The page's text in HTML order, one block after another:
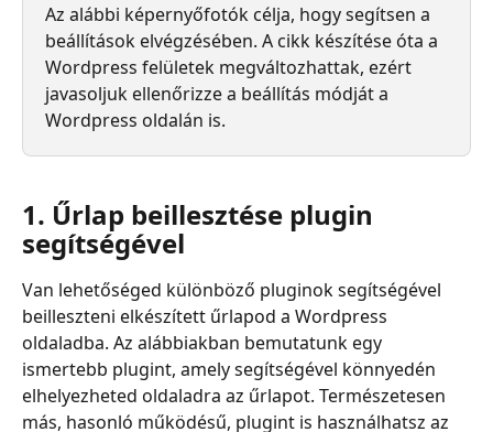
Az alábbi képernyőfotók célja, hogy segítsen a
beállítások elvégzésében. A cikk készítése óta a
Wordpress felületek megváltozhattak, ezért
javasoljuk ellenőrizze a beállítás módját a
Wordpress oldalán is.
1. Űrlap beillesztése plugin
segítségével
Van lehetőséged különböző pluginok segítségével
beilleszteni elkészített űrlapod a Wordpress
oldaladba. Az alábbiakban bemutatunk egy
ismertebb plugint, amely segítségével könnyedén
elhelyezheted oldaladra az űrlapot. Természetesen
más, hasonló működésű, plugint is használhatsz az